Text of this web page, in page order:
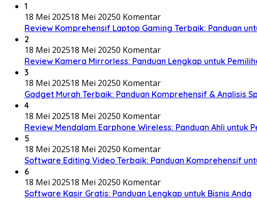
1
18 Mei 202518 Mei 20250 Komentar
Review Komprehensif Laptop Gaming Terbaik: Panduan
2
18 Mei 202518 Mei 20250 Komentar
Review Kamera Mirrorless: Panduan Lengkap untuk
3
18 Mei 202518 Mei 20250 Komentar
Gadget Murah Terbaik: Panduan Komprehensif & Analisis
4
18 Mei 202518 Mei 20250 Komentar
Review Mendalam Earphone Wireless: Panduan Ahli untuk
5
18 Mei 202518 Mei 20250 Komentar
Software Editing Video Terbaik: Panduan Komprehensif
6
18 Mei 202518 Mei 20250 Komentar
Software Kasir Gratis: Panduan Lengkap untuk Bisnis Anda